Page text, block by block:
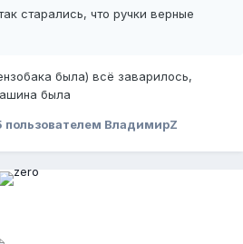
старались, что ручки верные
была) всё заварилось,
была
пользователем ВладимирZ